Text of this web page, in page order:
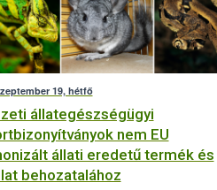
19, hétfő
állategészségügyi
nem EU
állati eredetű termék és
behozatalához